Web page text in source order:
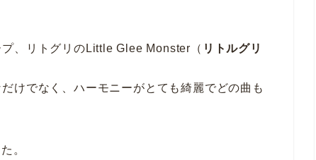
、リトグリのLittle Glee Monster（ リトルグリ
けでなく、ハーモニーがとても綺麗でどの曲も
。